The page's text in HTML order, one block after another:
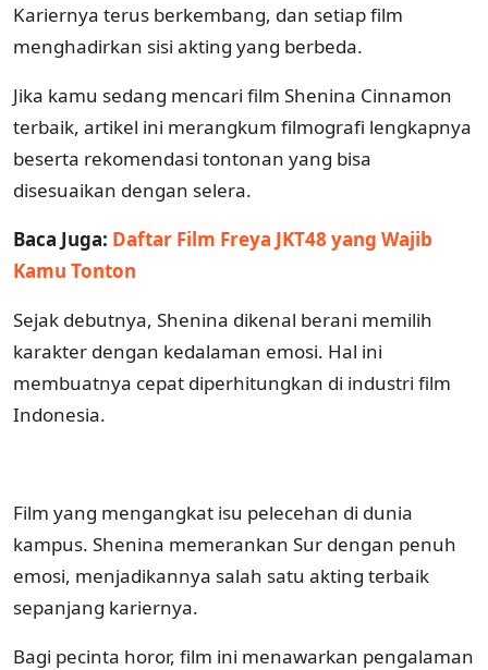
Kariernya terus berkembang, dan setiap film
menghadirkan sisi akting yang berbeda.
Jika kamu sedang mencari film Shenina Cinnamon
terbaik, artikel ini merangkum filmografi lengkapnya
beserta rekomendasi tontonan yang bisa
disesuaikan dengan selera.
Baca Juga: Daftar Film Freya JKT48 yang Wajib
Kamu Tonton
Sejak debutnya, Shenina dikenal berani memilih
karakter dengan kedalaman emosi. Hal ini
membuatnya cepat diperhitungkan di industri film
Indonesia.
Film yang mengangkat isu pelecehan di dunia
kampus. Shenina memerankan Sur dengan penuh
emosi, menjadikannya salah satu akting terbaik
sepanjang kariernya.
Bagi pecinta horor, film ini menawarkan pengalaman